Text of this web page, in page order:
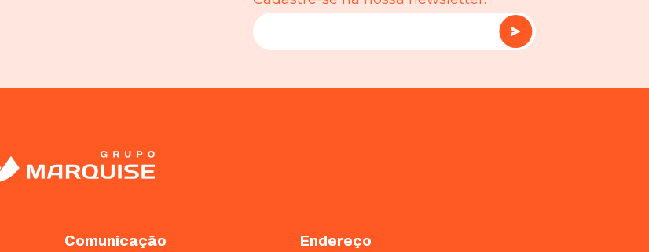
Comunicação Endereço
não são
opcionais. São
do site.